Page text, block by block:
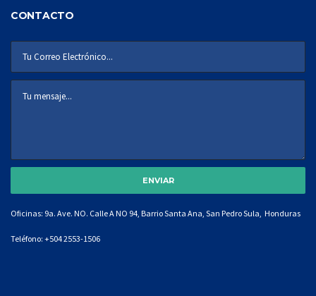
CONTACTO
Oficinas: 9a. Ave. NO. Calle A NO 94, Barrio Santa Ana, San Pedro Sula, Honduras
Teléfono: +504 2553-1506